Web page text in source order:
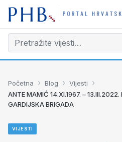
Početna › Blog › Vijesti ›
ANTE MAMIĆ 14.XI.1967. – 13.III.2022.
GARDIJSKA BRIGADA
VIJESTI